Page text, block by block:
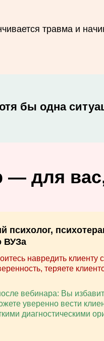
бы одна
травма и
вебинара: Вы
уверенно вести
диагностическими
навредить клиенту
теряете
психолог,
ВУЗа
— для